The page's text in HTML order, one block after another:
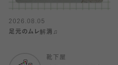
2026.08.05
足元のムレ解消♫
靴下屋